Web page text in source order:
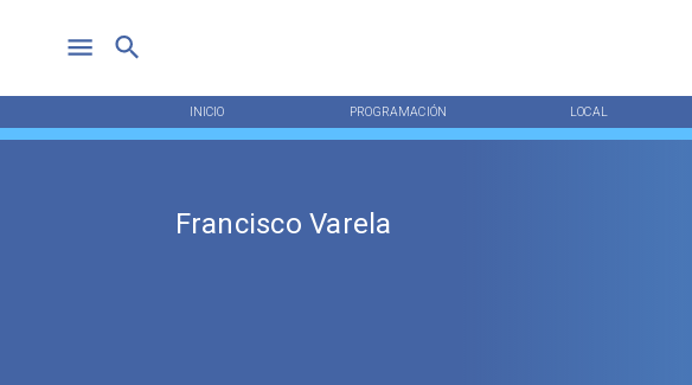
INICIO PROGRAMACIÓN LOCAL
Francisco Varela